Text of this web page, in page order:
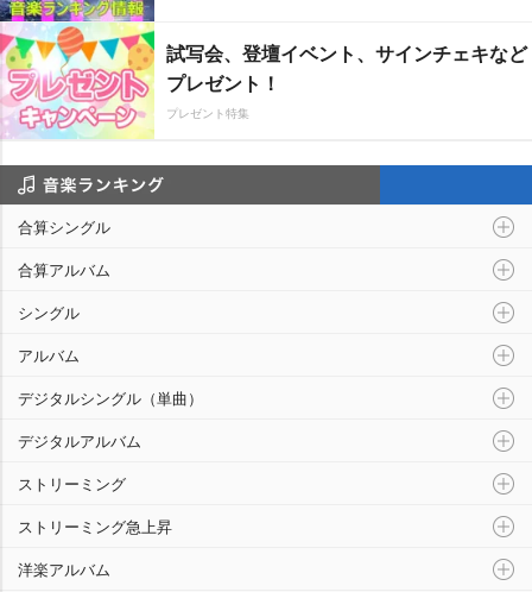
試写会、登壇イベント、サインチェキなど
プレゼント！
プレゼント特集
合算シングル
合算アルバム
シングル
アルバム
デジタルシングル（単曲）
デジタルアルバム
ストリーミング
ストリーミング急上昇
洋楽アルバム